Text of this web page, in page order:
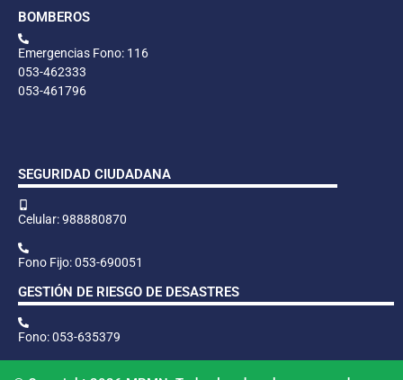
BOMBEROS
Emergencias Fono: 116
053-462333
053-461796
SEGURIDAD CIUDADANA
Celular: 988880870
Fono Fijo: 053-690051
GESTIÓN DE RIESGO DE DESASTRES
Fono: 053-635379